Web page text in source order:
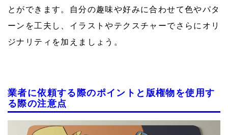
とができます。自分の趣味や好みに合わせて色やパタ
ーンを工夫し、イラストやテクスチャーでさらにオリ
ジナリティを加えましょう。
業者に依頼する際のポイントと版権物を使用す
る際の注意点